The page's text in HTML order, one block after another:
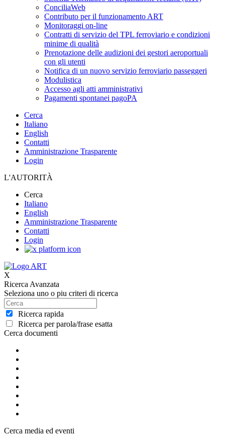
ConciliaWeb
Contributo per il funzionamento ART
Monitoraggi on-line
Contratti di servizio del TPL ferroviario e condizioni
minime di qualità
Prenotazione delle audizioni dei gestori aeroportuali
con gli utenti
Notifica di un nuovo servizio ferroviario passeggeri
Modulistica
Accesso agli atti amministrativi
Pagamenti spontanei pagoPA
Cerca
Italiano
English
Contatti
Amministrazione Trasparente
Login
L'AUTORITÀ
Cerca
Italiano
English
Amministrazione Trasparente
Contatti
Login
X
Ricerca Avanzata
Seleziona uno o piu criteri di ricerca
Ricerca rapida
Ricerca per parola/frase esatta
Cerca documenti
Cerca media ed eventi